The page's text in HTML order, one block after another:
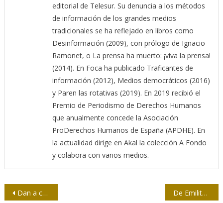
editorial de Telesur. Su denuncia a los métodos
de información de los grandes medios
tradicionales se ha reflejado en libros como
Desinformación (2009), con prólogo de Ignacio
Ramonet, o La prensa ha muerto: ¡viva la prensa!
(2014). En Foca ha publicado Traficantes de
información (2012), Medios democráticos (2016)
y Paren las rotativas (2019). En 2019 recibió el
Premio de Periodismo de Derechos Humanos
que anualmente concede la Asociación
ProDerechos Humanos de España (APDHE). En
la actualidad dirige en Akal la colección A Fondo
y colabora con varios medios.
Navegación
Dan a conocer ganadores del Concurso infantil La Historia de mi escuela De Emilito a Eusebio